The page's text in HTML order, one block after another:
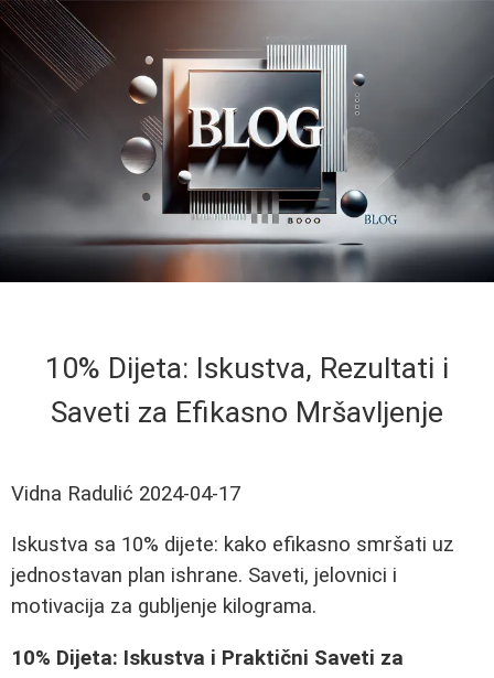
10% Dijeta: Iskustva, Rezultati i
Saveti za Efikasno Mršavljenje
Vidna Radulić 2024-04-17
Iskustva sa 10% dijete: kako efikasno smršati uz
jednostavan plan ishrane. Saveti, jelovnici i
motivacija za gubljenje kilograma.
10% Dijeta: Iskustva i Praktični Saveti za